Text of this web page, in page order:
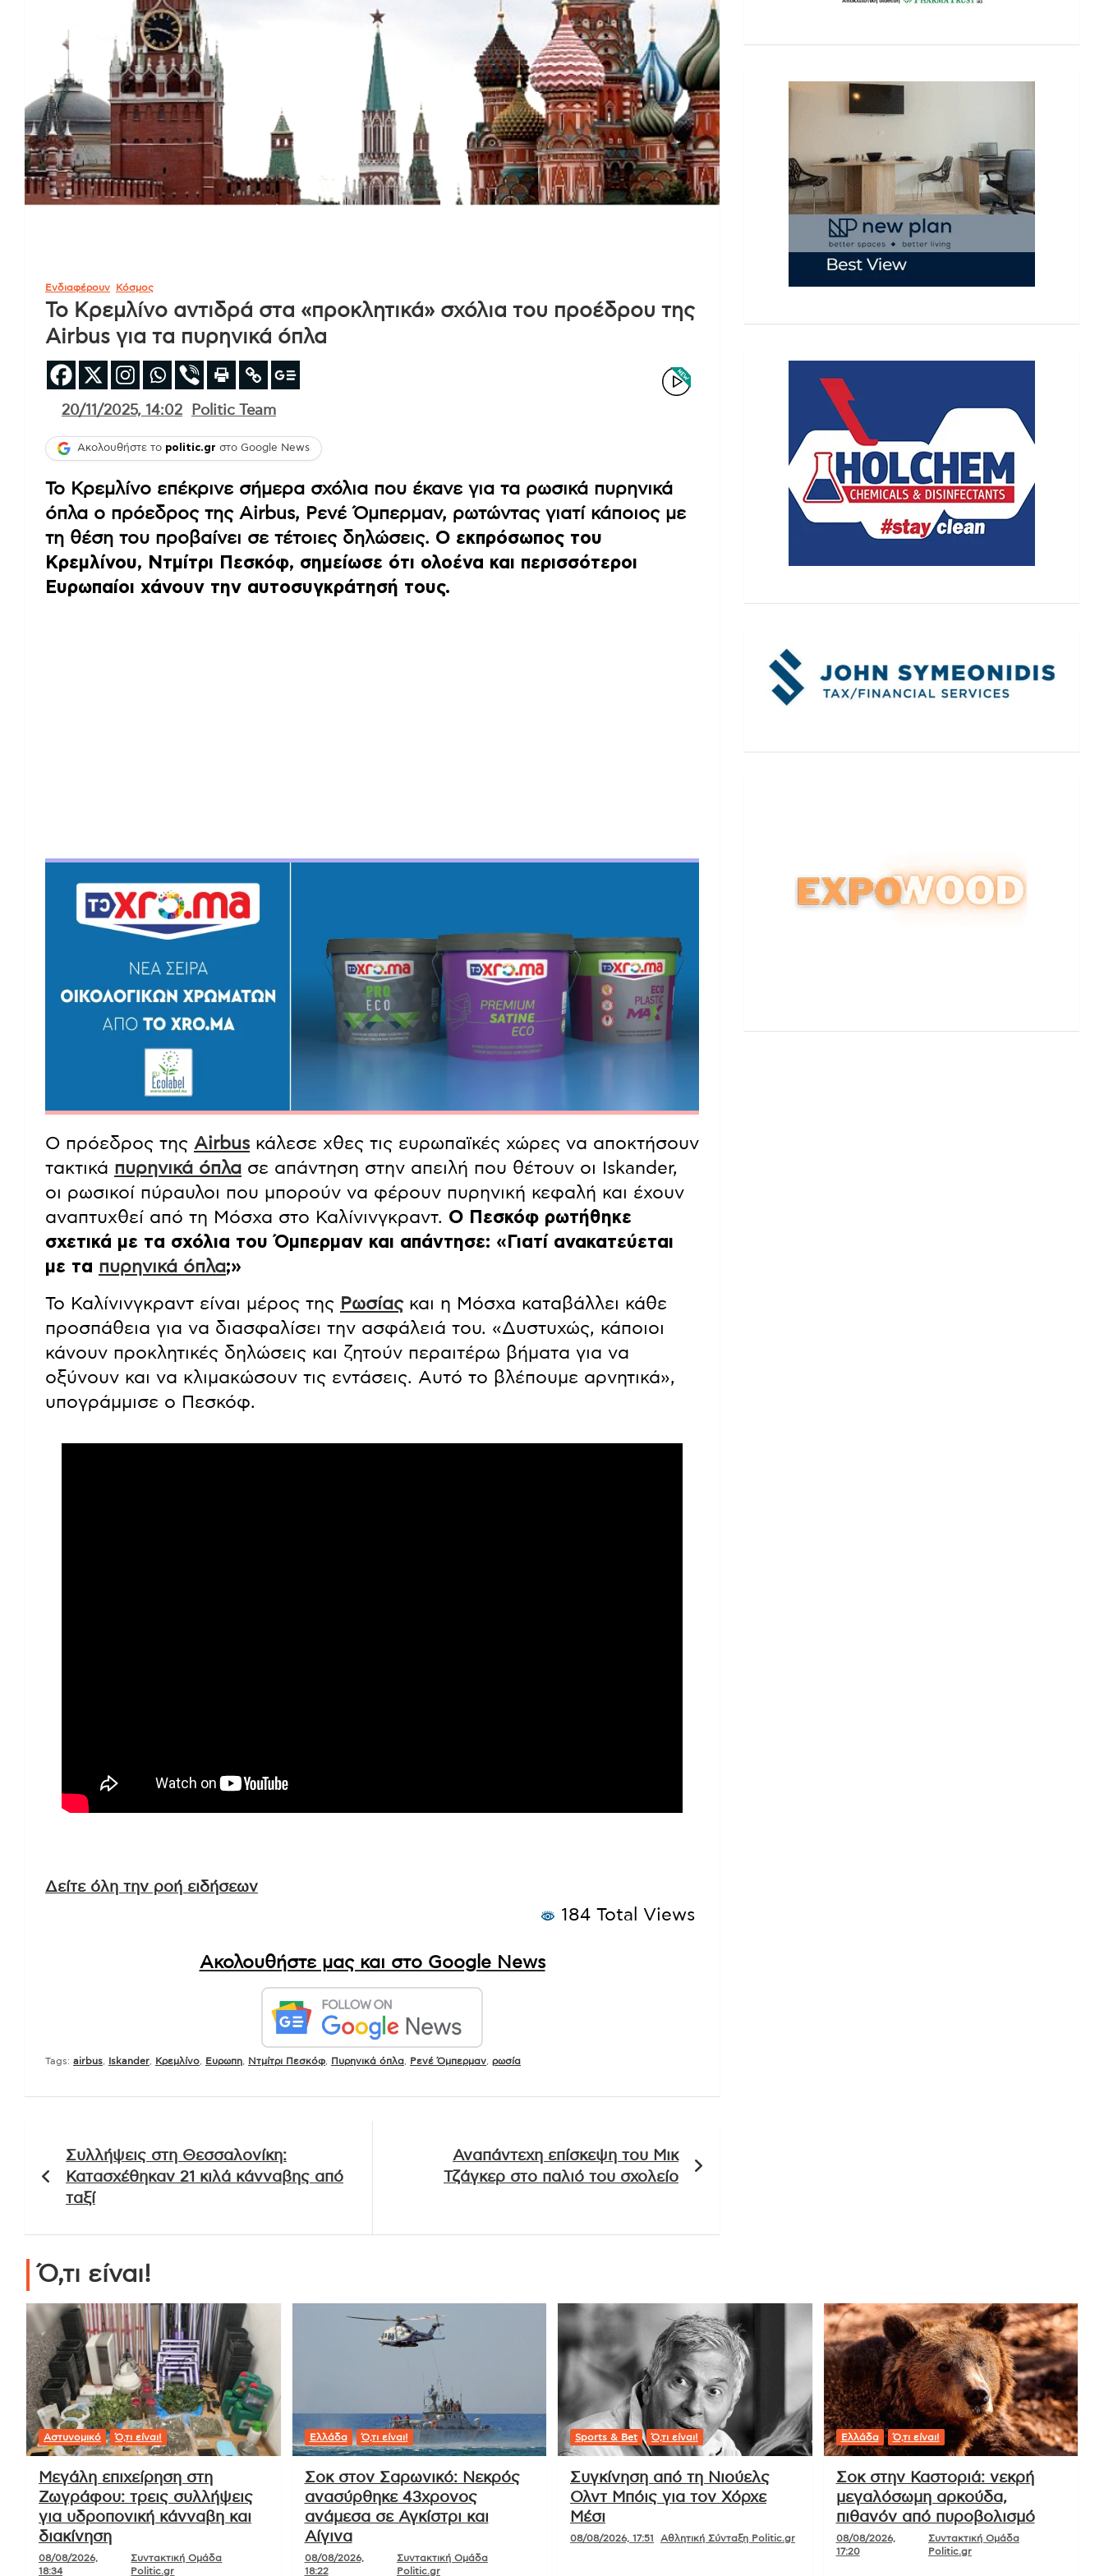
Ενδιαφέρουν Κόσμος
Το Κρεμλίνο αντιδρά στα «προκλητικά» σχόλια του προέδρου της
Airbus για τα πυρηνικά όπλα
20/11/2025, 14:02 Politic Team
Ακολουθήστε το politic.gr στο Google News
Το Κρεμλίνο επέκρινε σήμερα σχόλια που έκανε για τα ρωσικά πυρηνικά
όπλα ο πρόεδρος της Airbus, Ρενέ Όμπερμαν, ρωτώντας γιατί κάποιος με
τη θέση του προβαίνει σε τέτοιες δηλώσεις. Ο εκπρόσωπος του
Κρεμλίνου, Ντμίτρι Πεσκόφ, σημείωσε ότι ολοένα και περισσότεροι
Ευρωπαίοι χάνουν την αυτοσυγκράτησή τους.
Ο πρόεδρος της Airbus κάλεσε χθες τις ευρωπαϊκές χώρες να αποκτήσουν
τακτικά πυρηνικά όπλα σε απάντηση στην απειλή που θέτουν οι Iskander,
οι ρωσικοί πύραυλοι που μπορούν να φέρουν πυρηνική κεφαλή και έχουν
αναπτυχθεί από τη Μόσχα στο Καλίνινγκραντ. Ο Πεσκόφ ρωτήθηκε
σχετικά με τα σχόλια του Όμπερμαν και απάντησε: «Γιατί ανακατεύεται
με τα πυρηνικά όπλα;»
Το Καλίνινγκραντ είναι μέρος της Ρωσίαςκαι η Μόσχα καταβάλλει κάθε
προσπάθεια για να διασφαλίσει την ασφάλειά του. «Δυστυχώς, κάποιοι
κάνουν προκλητικές δηλώσεις και ζητούν περαιτέρω βήματα για να
οξύνουν και να κλιμακώσουν τις εντάσεις. Αυτό το βλέπουμε αρνητικά»,
υπογράμμισε ο Πεσκόφ.
Δείτε όλη την ροή ειδήσεων
184 Total Views
Ακολουθήστε μας και στο Google News
Tags: airbus Iskander Kρεμλίνο Ευρωπη Ντμίτρι Πεσκόφ Πυρηνικά όπλα Ρενέ Όμπερμαν ρωσία
άρθρων
Συλλήψεις στη Θεσσαλονίκη:
Κατασχέθηκαν 21 κιλά κάνναβης από
ταξί
Αναπάντεχη επίσκεψη του Μικ
Τζάγκερ στο παλιό του σχολείο
Ό,τι είναι!
Αστυνομικό Ό,τι είναι!
Μεγάλη επιχείρηση στη
Ζωγράφου: τρεις συλλήψεις
για υδροπονική κάνναβη και
διακίνηση
08/08/2026,
18:34
Συντακτική Ομάδα
Politic.gr
Ελλάδα Ό,τι είναι!
Σοκ στον Σαρωνικό: Νεκρός
ανασύρθηκε 43χρονος
ανάμεσα σε Αγκίστρι και
Αίγινα
08/08/2026,
18:22
Συντακτική Ομάδα
Politic.gr
Sports & Bet Ό,τι είναι!
Συγκίνηση από τη Νιούελς
Ολντ Μπόις για τον Χόρχε
Μέσι
08/08/2026, 17:51 Αθλητική Σύνταξη Politic.gr
Ελλάδα Ό,τι είναι!
Σοκ στην Καστοριά: νεκρή
μεγαλόσωμη αρκούδα,
πιθανόν από πυροβολισμό
08/08/2026,
17:20
Συντακτική Ομάδα
Politic.gr